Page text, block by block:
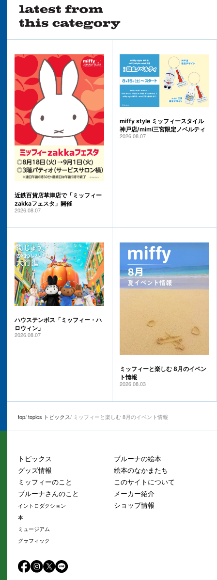
近鉄百貨店草津店で「ミッフィー
zakkaフェスタ」開催
2026.08.07
miffy style ミッフィースタイル
神戸店/mimi三宮限定ノベルティ
2026.08.07
ハウステンボス「ミッフィー・ハ
ロウィン」
2026.08.07
ミッフィーと楽しむ 8月のイベン
ト情報
2026.08.03
top topics トピックス ミッフィーと楽しむ 8月のイベント情報
トピックス
グッズ情報
ミッフィーのこと
ブルーナさんのこと
イントロダクション
本
ミュージアム
グラフィック
ブルーナの絵本
絵本のなかまたち
このサイトについて
メーカー紹介
ショップ情報